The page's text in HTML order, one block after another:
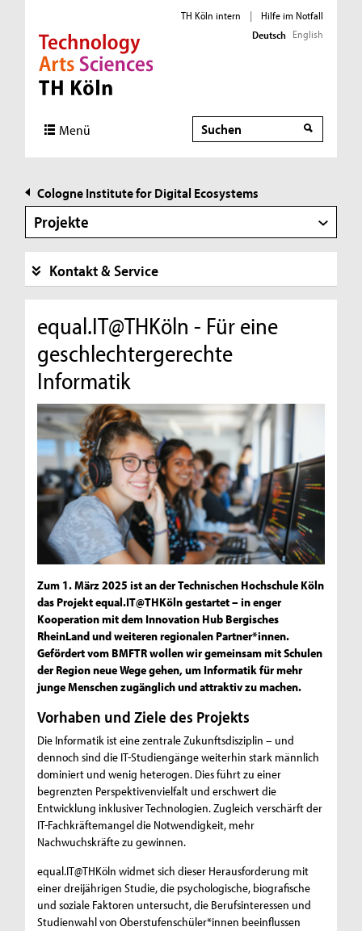
Direkt zur Hauptnavigation
Direkt zur Subnavigation
Direkt zum Inhalt
Direkt zum Fußbereich
TH Köln intern |
Hilfe im Notfall
Deutsch English
Menü Suche
Suche
Cologne Institute for Digital Ecosystems
Projekte
Kontakt & Service
equal.IT@THKöln - Für eine
geschlechtergerechte
Informatik
Zum 1. März 2025 ist an der Technischen Hochschule Köln
das Projekt equal.IT@THKöln gestartet – in enger
Kooperation mit dem Innovation Hub Bergisches
RheinLand und weiteren regionalen Partner*innen.
Gefördert vom BMFTR wollen wir gemeinsam mit Schulen
der Region neue Wege gehen, um Informatik für mehr
junge Menschen zugänglich und attraktiv zu machen.
Vorhaben und Ziele des Projekts
Die Informatik ist eine zentrale Zukunftsdisziplin – und
dennoch sind die IT-Studiengänge weiterhin stark männlich
dominiert und wenig heterogen. Dies führt zu einer
begrenzten Perspektivenvielfalt und erschwert die
Entwicklung inklusiver Technologien. Zugleich verschärft der
IT-Fachkräftemangel die Notwendigkeit, mehr
Nachwuchskräfte zu gewinnen.
equal.IT@THKöln widmet sich dieser Herausforderung mit
einer dreijährigen Studie, die psychologische, biografische
und soziale Faktoren untersucht, die Berufsinteressen und
Studienwahl von Oberstufenschüler*innen beeinflussen